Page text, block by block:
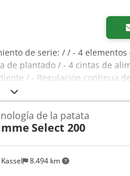
de serie: / / - 4
plantado / - 4 cintas de
/ - Regulación continua
la unidad de plantado Codpsr
8.494 km
de la patata
Select 200